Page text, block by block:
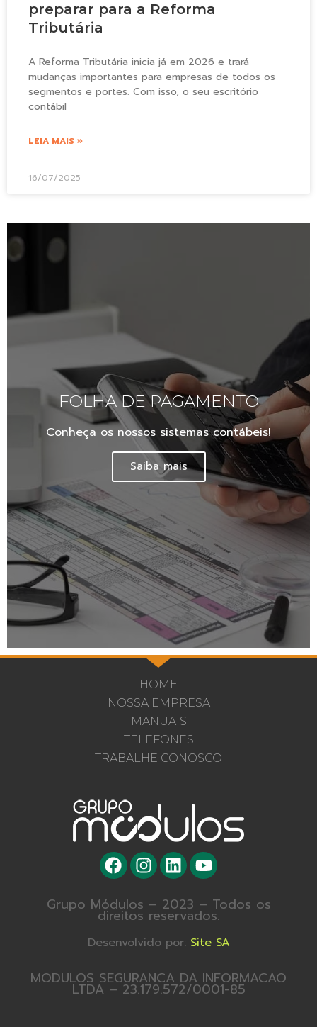
preparar para a Reforma
Tributária
A Reforma Tributária inicia já em 2026 e trará
mudanças importantes para empresas de todos os
segmentos e portes. Com isso, o seu escritório
contábil
LEIA MAIS »
16/07/2025
FOLHA DE PAGAMENTO
Conheça os nossos sistemas contábeis!
Saiba mais
HOME
NOSSA EMPRESA
MANUAIS
TELEFONES
TRABALHE CONOSCO
Grupo Módulos – 2023 – Todos os
direitos reservados.
Desenvolvido por: Site SA
MODULOS SEGURANCA DA INFORMACAO
LTDA – 23.179.572/0001-85